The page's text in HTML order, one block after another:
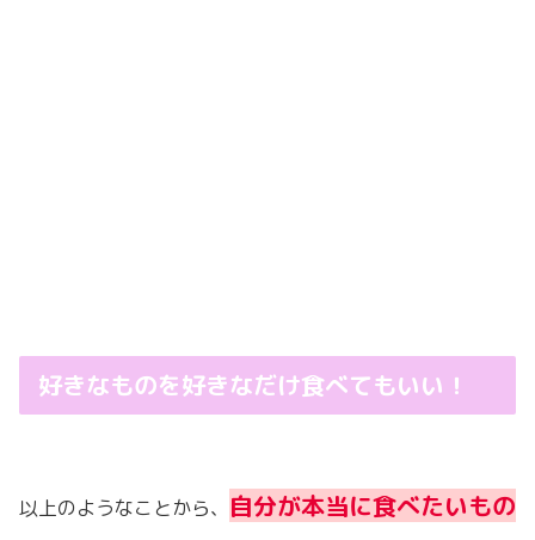
好きなものを好きなだけ食べてもいい！
以上のようなことから、 自分が本当に食べたいもの